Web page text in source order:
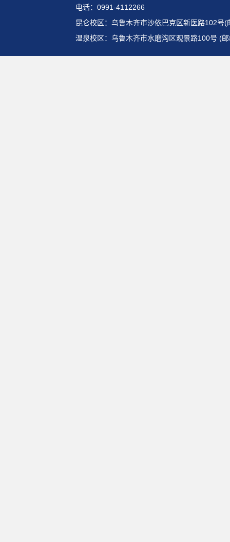
电话：0991-4112266
昆仑校区：乌鲁木齐市沙依巴克区新医路102号(
温泉校区：乌鲁木齐市水磨沟区观景路100号 (